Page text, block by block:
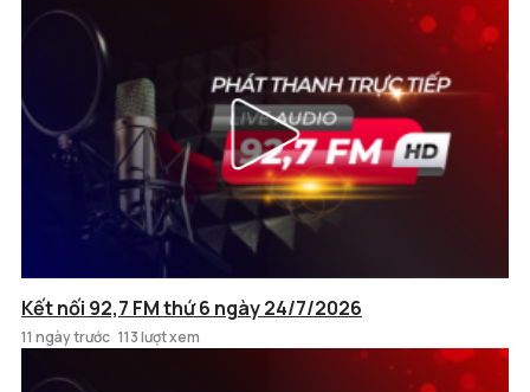
Kết nối 92,7 FM thứ 6 ngày 24/7/2026
11 ngày trước 113 lượt xem